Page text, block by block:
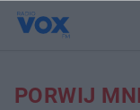
PORWIJ